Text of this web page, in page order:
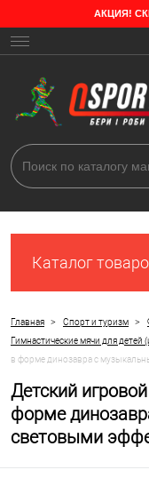
АКЦИЯ!
Каталог
Главная > Спорт и туризм >
Гимнастические мячи для детей
в форме динозавра с
Детский
форме
световыми